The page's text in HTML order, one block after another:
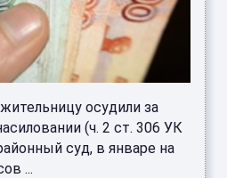
осудили за
(ч. 2 ст. 306 УК
суд, в январе на
...